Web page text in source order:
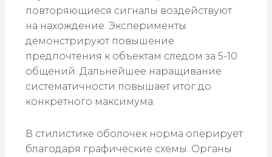
повторяющиеся сигналы воздействуют
на нахождение. Эксперименты
демонстрируют повышение
предпочтения к объектам следом за 5-10
общений. Дальнейшее наращивание
систематичности повышает итог до
конкретного максимума.
В стилистике оболочек норма оперирует
благодаря графические схемы. Органы